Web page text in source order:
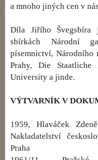
a mnoho jiných cen v
Díla Jiřího Švegsbíra
sbírkách Národní
písemnictví, Národního
Prahy, Die
University a jinde.
VÝTVARNÍK V
1959, Hlaváček
Nakladatelství
Praha